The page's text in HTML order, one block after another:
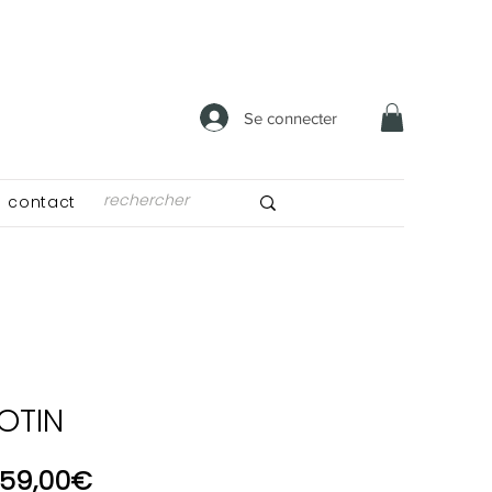
Se connecter
contact
59,00€Prix